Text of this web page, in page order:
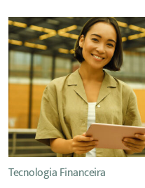
Tecnologia Financeira